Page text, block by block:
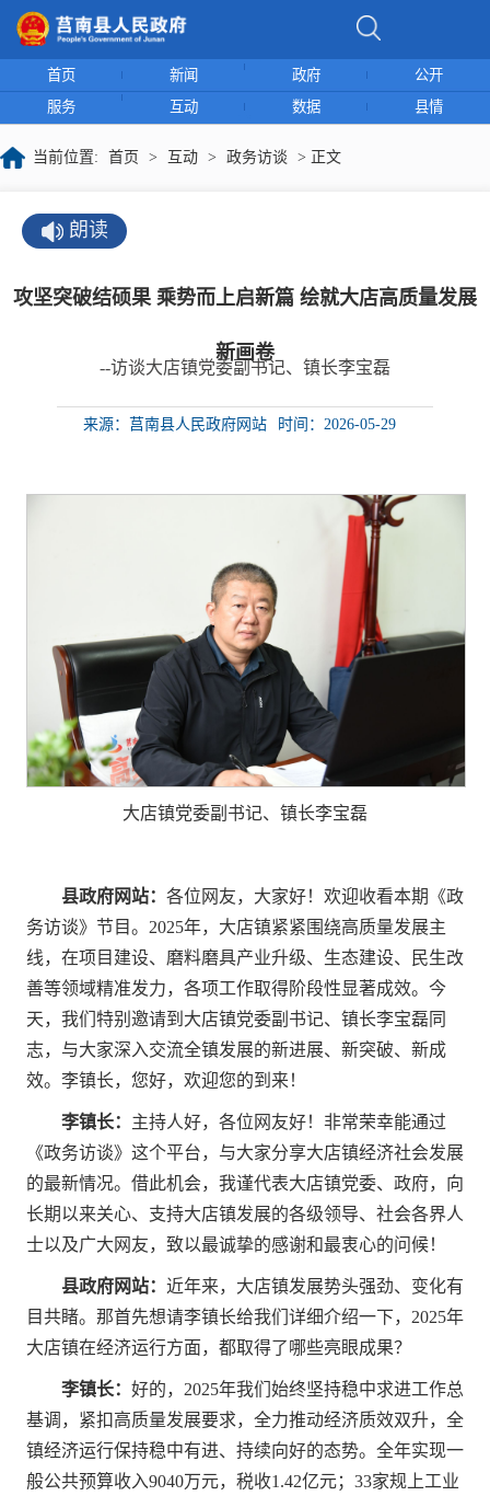
首页 新闻 政府
公开
服务
互动 数据 县情
当前位置: 首页 > 互动 > 政务访谈 > 正文
朗读
攻坚突破结硕果 乘势而上启新篇 绘就大店高质量发展
新画卷
--访谈大店镇党委副书记、镇长李宝磊
来源：莒南县人民政府网站 时间：2026-05-29
大店镇党委副书记、镇长李宝磊
县政府网站： 各位网友，大家好！欢迎收看本期《政
务访谈》节目。2025年，大店镇紧紧围绕高质量发展主
线，在项目建设、磨料磨具产业升级、生态建设、民生改
善等领域精准发力，各项工作取得阶段性显著成效。今
天，我们特别邀请到大店镇党委副书记、镇长李宝磊同
志，与大家深入交流全镇发展的新进展、新突破、新成
效。李镇长，您好，欢迎您的到来！
李镇长： 主持人好，各位网友好！非常荣幸能通过
《政务访谈》这个平台，与大家分享大店镇经济社会发展
的最新情况。借此机会，我谨代表大店镇党委、政府，向
长期以来关心、支持大店镇发展的各级领导、社会各界人
士以及广大网友，致以最诚挚的感谢和最衷心的问候！
县政府网站： 近年来，大店镇发展势头强劲、变化有
目共睹。那首先想请李镇长给我们详细介绍一下，2025年
大店镇在经济运行方面，都取得了哪些亮眼成果？
李镇长： 好的，2025年我们始终坚持稳中求进工作总
基调，紧扣高质量发展要求，全力推动经济质效双升，全
镇经济运行保持稳中有进、持续向好的态势。全年实现一
般公共预算收入9040万元，税收1.42亿元；33家规上工业